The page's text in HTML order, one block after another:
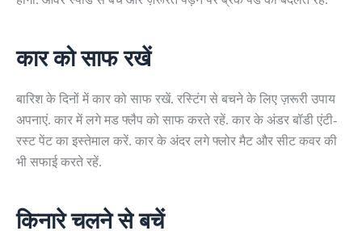
कार को साफ रखें
बारिश के दिनों में कार को साफ रखें. रस्टिंग से बचने के लिए ज़रूरी उपाय
अपनाएं. कार में लगे मड फ्लैप को साफ करते रहें. कार के अंडर बॉडी एंटी-
रस्ट पेंट का इस्तेमाल करें. कार के अंदर लगे फ्लोर मैट और सीट कवर की
भी सफाई करते रहें.
किनारे चलने से बचें